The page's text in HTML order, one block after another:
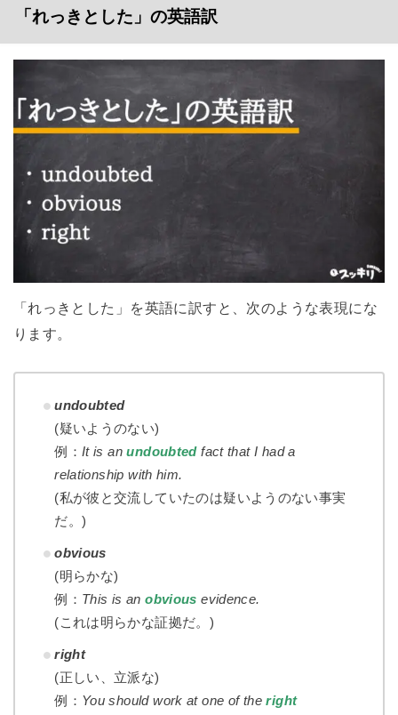
「れっきとした」の英語訳
「れっきとした」を英語に訳すと、次のような表現にな
ります。
undoubted
(疑いようのない)
例： It is anundoubtedfact that I had a
relationship with him.
(私が彼と交流していたのは疑いようのない事実
だ。)
obvious
(明らかな)
例： This is anobvious evidence.
(これは明らかな証拠だ。)
right
(正しい、立派な)
例： You should work at one of theright